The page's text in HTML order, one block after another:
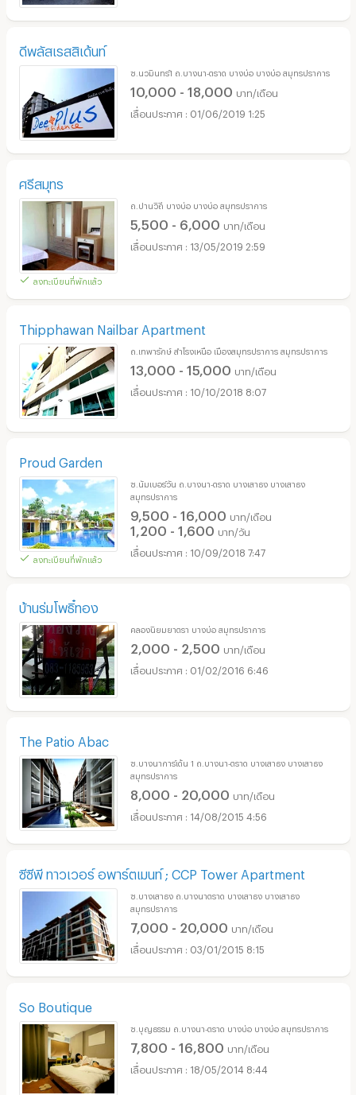
ดีพลัสเรสสิเด้นท์
ซ.นวมินทร์1 ถ.บางนา-ตราด บางบ่อ บางบ่อ สมุทรปราการ
10,000 - 18,000 บาท/เดือน
01/06/2019 1:25
ศรีสมุทร
ลงทะเบียนที่พักแล้ว
ถ.ปานวิถี บางบ่อ บางบ่อ สมุทรปราการ
5,500 - 6,000 บาท/เดือน
13/05/2019 2:59
Thipphawan Nailbar Apartment
ถ.เทพารักษ์ สำโรงเหนือ เมืองสมุทรปราการ สมุทรปราการ
13,000 - 15,000 บาท/เดือน
10/10/2018 8:07
Proud Garden
ลงทะเบียนที่พักแล้ว
ซ.นัมเบอร์วัน ถ.บางนา-ตราด บางเสาธง บางเสาธง
สมุทรปราการ
9,500 - 16,000 บาท/เดือน
1,200 - 1,600 บาท/วัน
10/09/2018 7:47
บ้านร่มโพธิ๋ทอง
คลองนิยมยาตรา บางบ่อ สมุทรปราการ
2,000 - 2,500 บาท/เดือน
01/02/2016 6:46
The Patio Abac
ซ.บางนาการ์เด้น 1 ถ.บางนา-ตราด บางเสาธง บางเสาธง
สมุทรปราการ
8,000 - 20,000 บาท/เดือน
14/08/2015 4:56
ซีซีพี ทาวเวอร์ อพาร์ตเมนท์ ; CCP Tower Apartment
ซ.บางเสาธง ถ.บางนาตราด บางเสาธง บางเสาธง
สมุทรปราการ
7,000 - 20,000 บาท/เดือน
03/01/2015 8:15
So Boutique
ซ.บุญธรรม ถ.บางนา-ตราด บางบ่อ บางบ่อ สมุทรปราการ
7,800 - 16,800 บาท/เดือน
18/05/2014 8:44